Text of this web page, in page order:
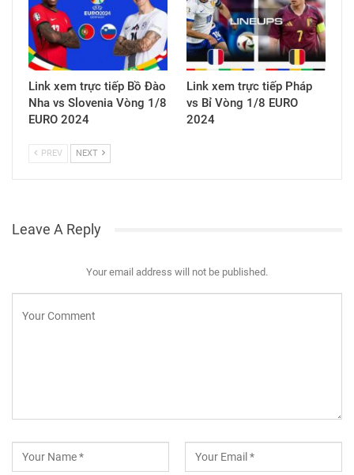
Link xem trực tiếp Bồ Đào
Nha vs Slovenia Vòng 1/8
EURO 2024
Link xem trực tiếp Pháp
vs Bỉ Vòng 1/8 EURO
2024
PREV NEXT
Leave A Reply
Your email address will not be published.